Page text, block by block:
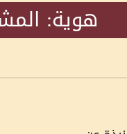
هوية: